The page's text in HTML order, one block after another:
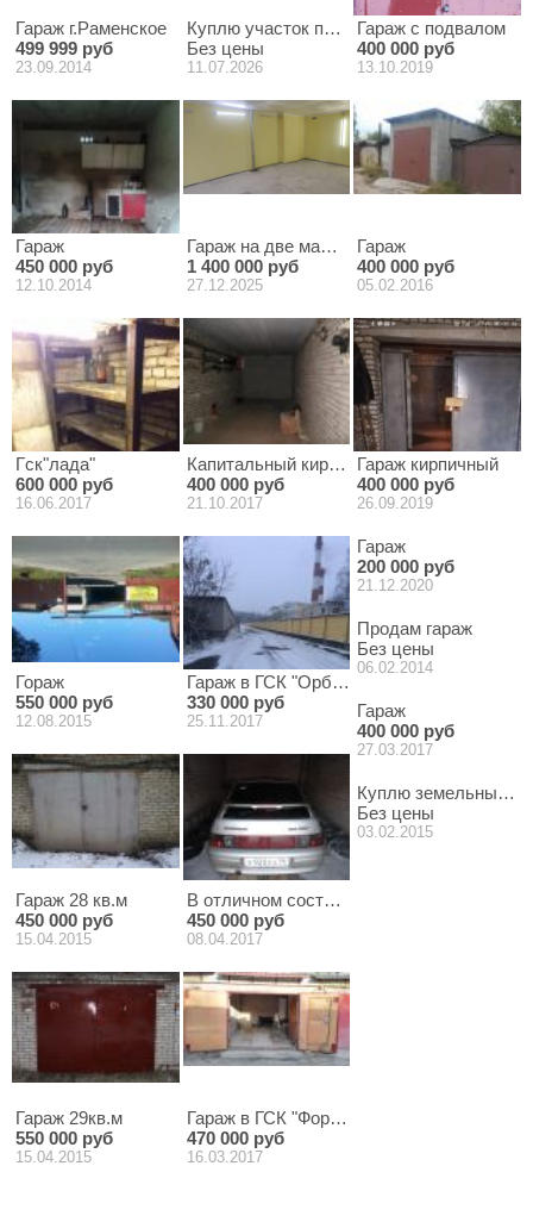
Гараж г.Раменское
499 999 руб
23.09.2014
Гараж
450 000 руб
12.10.2014
Гск"лада"
600 000 руб
16.06.2017
Гораж
550 000 руб
12.08.2015
Гараж 28 кв.м
450 000 руб
15.04.2015
Гараж 29кв.м
550 000 руб
15.04.2015
Куплю участок под строительство гаража
Без цены
11.07.2026
Гараж на две машины
1 400 000 руб
27.12.2025
Капитальный кирпичный гараж, который
400 000 руб
21.10.2017
Гараж в ГСК "Орбита"
330 000 руб
25.11.2017
В отличном состоянии
450 000 руб
08.04.2017
Гараж в ГСК "Форум"
470 000 руб
16.03.2017
Гараж с подвалом
400 000 руб
13.10.2019
Гараж
400 000 руб
05.02.2016
Гараж кирпичный
400 000 руб
26.09.2019
Гараж
200 000 руб
21.12.2020
Продам гараж
Без цены
06.02.2014
Гараж
400 000 руб
27.03.2017
Куплю земельный
Без цены
03.02.2015